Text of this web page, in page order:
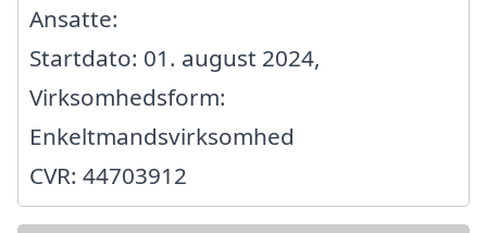
Ansatte:
Startdato: 01. august 2024,
Virksomhedsform:
Enkeltmandsvirksomhed
CVR: 44703912